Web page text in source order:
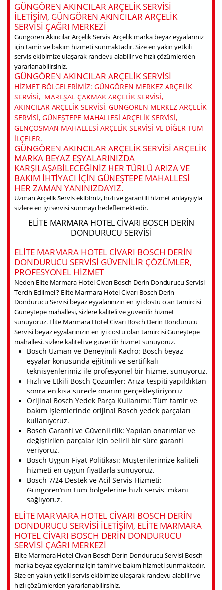
GÜNGÖREN AKINCILAR ARÇELIK SERVISI
ILETIŞIM, GÜNGÖREN AKINCILAR ARÇELIK
SERVISI ÇAĞRI MERKEZI
Güngören Akıncılar Arçelik Servisi Arçelik marka beyaz eşyalarınız
için tamir ve bakım hizmeti sunmaktadır. Size en yakın yetkili
servis ekibimize ulaşarak randevu alabilir ve hızlı çözümlerden
yararlanabilirsiniz.
GÜNGÖREN AKINCILAR ARÇELIK SERVISI
HIZMET BÖLGELERIMIZ: GÜNGÖREN MERKEZ ARÇELIK
SERVISI, MAREŞAL ÇAKMAK ARÇELIK SERVISI,
AKINCILAR ARÇELIK SERVISI, GÜNGÖREN MERKEZ ARÇELIK
SERVISI, GÜNEŞTEPE MAHALLESI ARÇELIK SERVISI,
GENÇOSMAN MAHALLESI ARÇELIK SERVISI VE DIĞER TÜM
ILÇELER.
GÜNGÖREN AKINCILAR ARÇELIK SERVISI ARÇELIK
MARKA BEYAZ EŞYALARINIZDA
KARŞILAŞABILECEĞINIZ HER TÜRLÜ ARIZA VE
BAKIM IHTIYACI IÇIN GÜNEŞTEPE MAHALLESI
HER ZAMAN YANINIZDAYIZ.
Uzman Arçelik Servis ekibimiz, hızlı ve garantili hizmet anlayışıyla
sizlere en iyi servisi sunmayı hedeflemektedir.
ELITE MARMARA HOTEL CIVARI BOSCH DERIN
DONDURUCU SERVISI
ELITE MARMARA HOTEL CIVARI BOSCH DERIN
DONDURUCU SERVISI GÜVENILIR ÇÖZÜMLER,
PROFESYONEL HIZMET
Neden Elite Marmara Hotel Civarı Bosch Derin Dondurucu Servisi
Tercih Edilmeli? Elite Marmara Hotel Civarı Bosch Derin
Dondurucu Servisi beyaz eşyalarınızın en iyi dostu olan tamircisi
Güneştepe mahallesi, sizlere kaliteli ve güvenilir hizmet
sunuyoruz. Elite Marmara Hotel Civarı Bosch Derin Dondurucu
Servisi beyaz eşyalarınızın en iyi dostu olan tamircisi Güneştepe
mahallesi, sizlere kaliteli ve güvenilir hizmet sunuyoruz.
Bosch Uzman ve Deneyimli Kadro: Bosch beyaz
eşyalar konusunda eğitimli ve sertifikalı
teknisyenlerimiz ile profesyonel bir hizmet sunuyoruz.
Hızlı ve Etkili Bosch Çözümler: Arıza tespiti yapıldıktan
sonra en kısa sürede onarım gerçekleştiriyoruz.
Orijinal Bosch Yedek Parça Kullanımı: Tüm tamir ve
bakım işlemlerinde orijinal Bosch yedek parçaları
kullanıyoruz.
Bosch Garanti ve Güvenilirlik: Yapılan onarımlar ve
değiştirilen parçalar için belirli bir süre garanti
veriyoruz.
Bosch Uygun Fiyat Politikası: Müşterilerimize kaliteli
hizmeti en uygun fiyatlarla sunuyoruz.
Bosch 7/24 Destek ve Acil Servis Hizmeti:
Güngören’nın tüm bölgelerine hızlı servis imkanı
sağlıyoruz.
ELITE MARMARA HOTEL CIVARI BOSCH DERIN
DONDURUCU SERVISI ILETIŞIM, ELITE MARMARA
HOTEL CIVARI BOSCH DERIN DONDURUCU
SERVISI ÇAĞRI MERKEZI
Elite Marmara Hotel Civarı Bosch Derin Dondurucu Servisi Bosch
marka beyaz eşyalarınız için tamir ve bakım hizmeti sunmaktadır.
Size en yakın yetkili servis ekibimize ulaşarak randevu alabilir ve
hızlı çözümlerden yararlanabilirsiniz.